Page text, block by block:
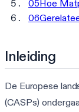
05Hoe
06
Inleiding
De Europese
(CASPs)